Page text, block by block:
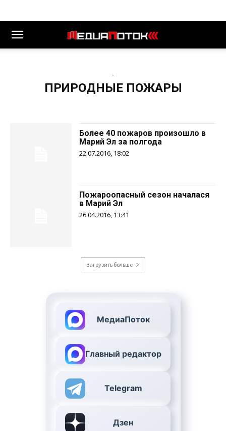
-
ПРИРОДНЫЕ ПОЖАРЫ
Более 40 пожаров произошло в
Марий Эл за полгода
22.07.2016, 18:02
Пожароопасный сезон началася
в Марий Эл
26.04.2016, 13:41
Загрузить больше
МедиаПоток
Главный редактор
Telegram
Дзен